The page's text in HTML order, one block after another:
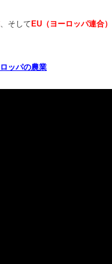
、そして EU（ヨーロッパ連合）
ッパの農業